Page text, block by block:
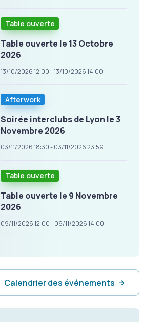
Table ouverte
Table ouverte le 13 Octobre
2026
13/10/2026 12:00 - 13/10/2026 14:00
Afterwork
Soirée interclubs de Lyon le 3
Novembre 2026
03/11/2026 18:30 - 03/11/2026 23:59
Table ouverte
Table ouverte le 9 Novembre
2026
09/11/2026 12:00 - 09/11/2026 14:00
Calendrier des événements